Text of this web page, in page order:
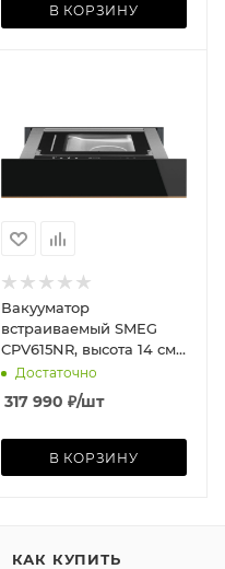
В КОРЗИНУ
Вакууматор
встраиваемый SMEG
CPV615NR, высота 14 см,
открывание PUSH,
медный профиль,
чёрное стекло
Достаточно
317 990 ₽/шт
В КОРЗИНУ
КАК КУПИТЬ